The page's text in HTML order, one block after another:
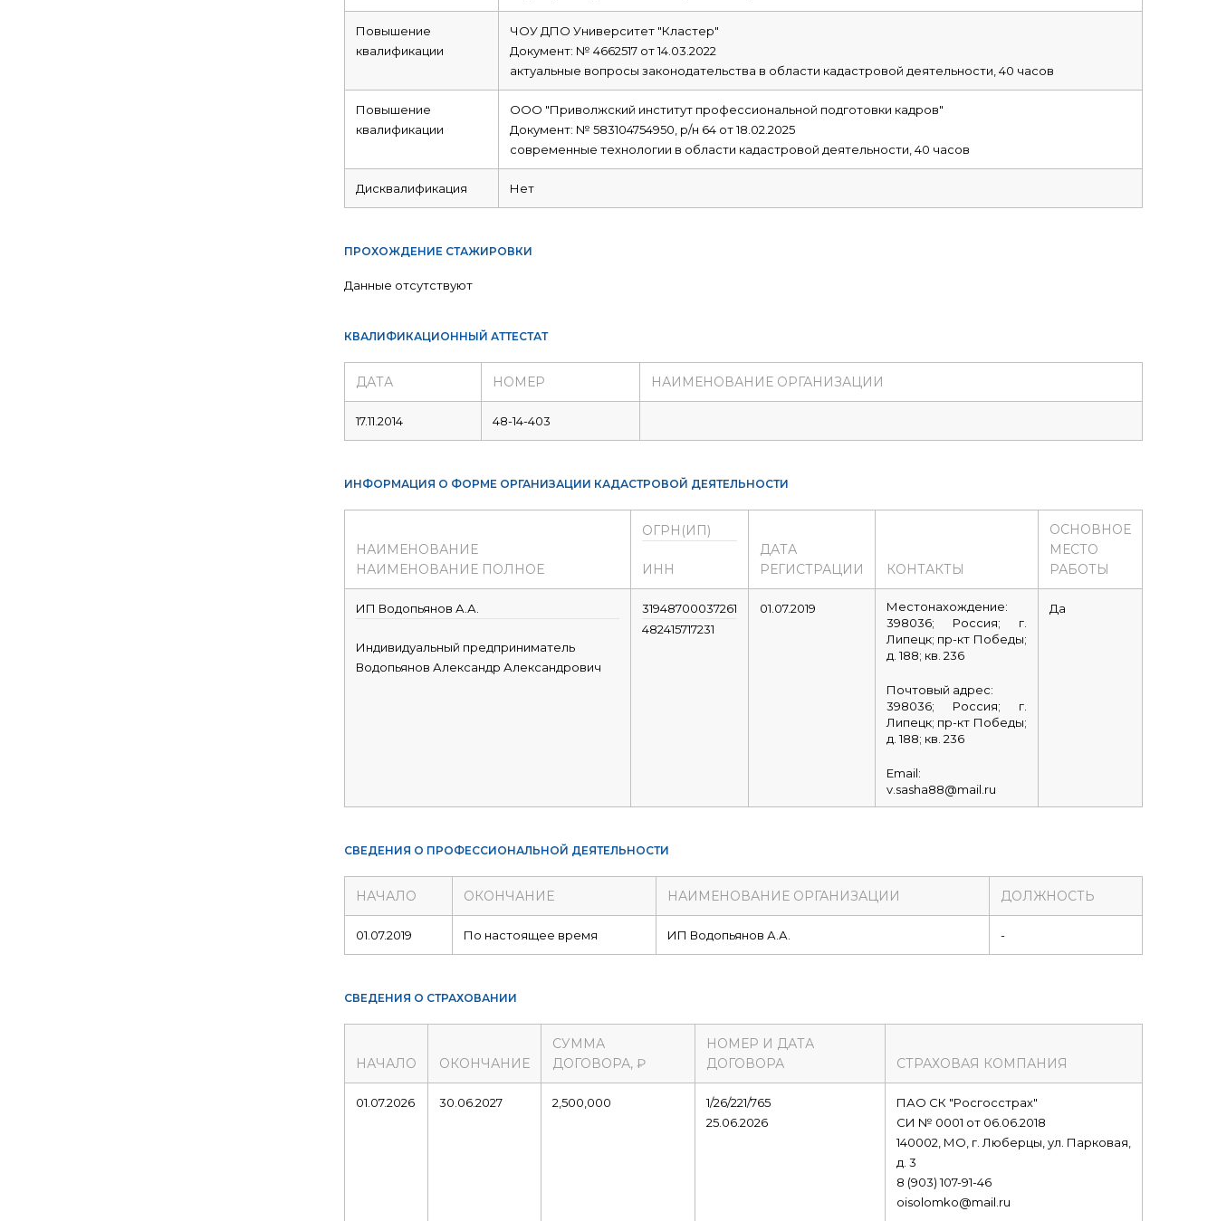
Повышение
квалификации
ЧОУ ДПО Университет "Кластер"
Документ: № 4662517 от 14.03.2022
актуальные вопросы законодательства в области кадастровой деятельности, 40 часов
Повышение
квалификации
ООО "Приволжский институт профессиональной подготовки кадров"
Документ: № 583104754950, р/н 64 от 18.02.2025
современные технологии в области кадастровой деятельности, 40 часов
Дисквалификация Нет
ПРОХОЖДЕНИЕ СТАЖИРОВКИ
Данные отсутствуют
КВАЛИФИКАЦИОННЫЙ АТТЕСТАТ
ДАТА НОМЕР НАИМЕНОВАНИЕ ОРГАНИЗАЦИИ
17.11.2014 48-14-403
ИНФОРМАЦИЯ О ФОРМЕ ОРГАНИЗАЦИИ КАДАСТРОВОЙ ДЕЯТЕЛЬНОСТИ
НАИМЕНОВАНИЕ
НАИМЕНОВАНИЕ ПОЛНОЕ
ОГРН(ИП)
ИНН
ДАТА
РЕГИСТРАЦИИ
КОНТАКТЫ
ОСНОВНОЕ
МЕСТО
РАБОТЫ
ИП Водопьянов А.А.
Индивидуальный предприниматель
Водопьянов Александр Александрович
31948700037261
482415717231
01.07.2019
Местонахождение:
398036; Россия; г.
Липецк; пр-кт Победы;
д. 188; кв. 236
Почтовый адрес:
398036; Россия; г.
Липецк; пр-кт Победы;
д. 188; кв. 236
Email:
v.sasha88@mail.ru
Да
СВЕДЕНИЯ О ПРОФЕССИОНАЛЬНОЙ ДЕЯТЕЛЬНОСТИ
НАЧАЛО ОКОНЧАНИЕ НАИМЕНОВАНИЕ ОРГАНИЗАЦИИ ДОЛЖНОСТЬ
01.07.2019 По настоящее время ИП Водопьянов А.А. -
СВЕДЕНИЯ О СТРАХОВАНИИ
НАЧАЛО ОКОНЧАНИЕ
СУММА
ДОГОВОРА, ₽
НОМЕР И ДАТА
ДОГОВОРА
СТРАХОВАЯ КОМПАНИЯ
01.07.2026 30.06.2027 2,500,000
1/26/221/765
25.06.2026
ПАО СК "Росгосстрах"
СИ № 0001 от 06.06.2018
140002, МО, г. Люберцы, ул. Парковая,
д. 3
8 (903) 107-91-46
oisolomko@mail.ru